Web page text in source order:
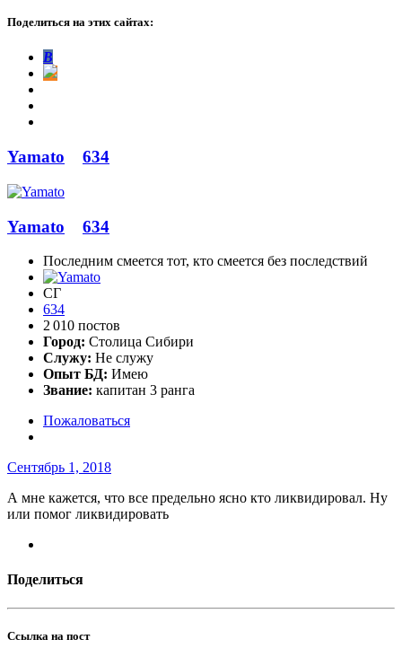
Поделиться на этих сайтах:
В
Yamato 634
Yamato 634
Последним смеется тот, кто смеется без последствий
СГ
634
2 010 постов
Город: Столица Сибири
Служу: Не служу
Опыт БД: Имею
Звание: капитан 3 ранга
Пожаловаться
Сентябрь 1, 2018
А мне кажется, что все предельно ясно кто ликвидировал. Ну
или помог ликвидировать
Поделиться
Ссылка на пост